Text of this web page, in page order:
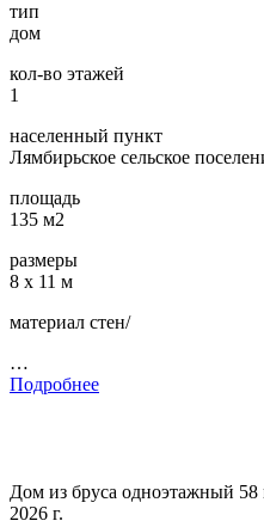
тип
дом
кол-во этажей
1
населенный пункт
Лямбирьское сельское
площадь
135 м2
размеры
8 х 11 м
материал стен/
…
Подробнее
Дом из бруса одноэтажный
2026 г.